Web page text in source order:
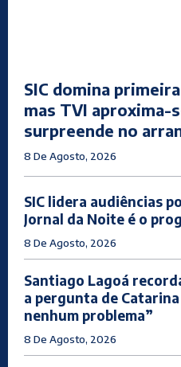
SIC domina
mas TVI aproxima-
surpreende no
8 De Agosto, 2026
SIC lidera audiências
Jornal da Noite é o
8 De Agosto, 2026
Santiago Lagoá
a pergunta de
nenhum problema”
8 De Agosto, 2026